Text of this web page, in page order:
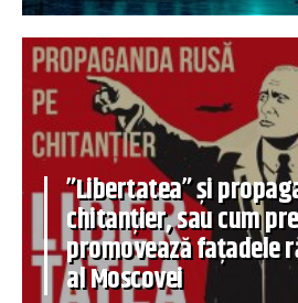
”Libertatea” și
chitanțier, sau cum
promovează fațadele
al Moscovei